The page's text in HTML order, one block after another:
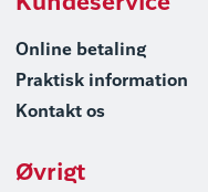
Online betaling
Praktisk information
Kontakt os
Øvrigt